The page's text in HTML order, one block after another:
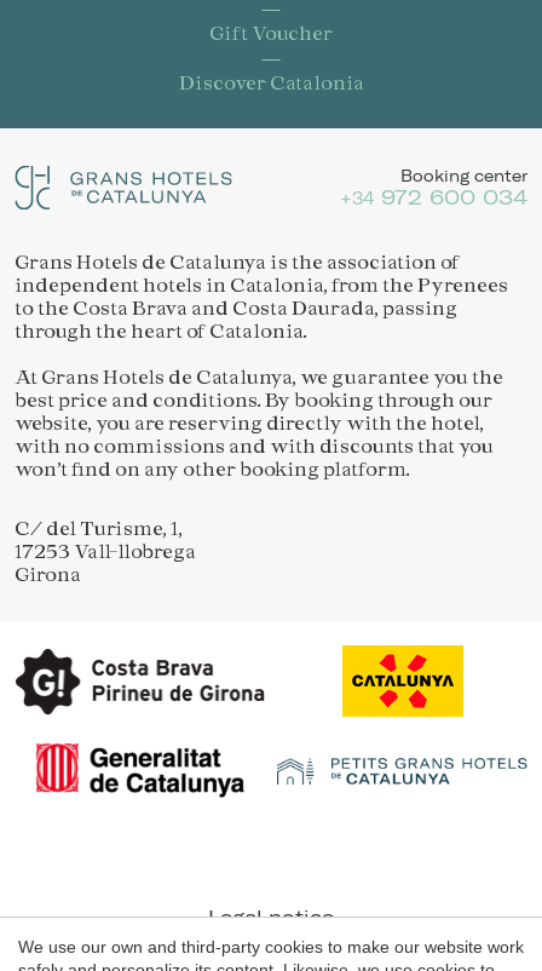
Gift Voucher
Discover Catalonia
Booking center
+34 972 600 034
Grans Hotels de Catalunya is the association of
independent hotels in Catalonia, from the Pyrenees
to the Costa Brava and Costa Daurada, passing
through the heart of Catalonia.
At Grans Hotels de Catalunya, we guarantee you the
best price and conditions. By booking through our
website, you are reserving directly with the hotel,
with no commissions and with discounts that you
won’t find on any other booking platform.
C/ del Turisme, 1,
17253 Vall-llobrega
Girona
Legal notice
Web use Conditions
We use our own and third-party cookies to make our website work
Save configuration Accept all